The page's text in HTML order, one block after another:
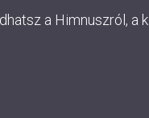
a Himnuszról, a